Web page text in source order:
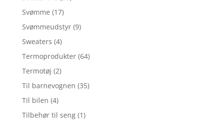
Svømme (17)
Svømmeudstyr (9)
Sweaters (4)
Termoprodukter (64)
Termotøj (2)
Til barnevognen (35)
Til bilen (4)
Tilbehør til seng (1)